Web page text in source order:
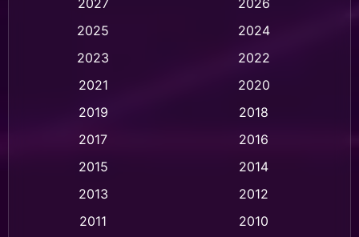
Animation การ์ตูน (28)
Animation แอนิเมชัน (1)
Animation แอนิเมชั่น (1)
2025
2024
2023
2022
2021
2020
2019
2018
2017
2016
2015
2014
2013
2012
2011
2010